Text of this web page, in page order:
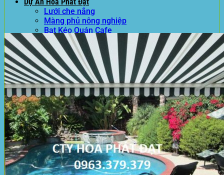
Lưới che nắng
Màng phủ nông nghiệp
Bạt Kéo Quán Cafe
Bạt Kéo Sân Trường
Thi Công Mái Xếp Hà Nội
Thi Công Mái Xếp TPHCM
Thi Công Mái Xếp Bình Dương
Thi Công Mái Xếp Biên Hòa
Tin tức
Hoạt động
May bạt mái che
Thi công bạt lót lồ
Thay bạt áo dù
Thay bạt mái che
Thi công mái tôn
Tuyển Dụng Hòa Phát Đạt
Liên hệ Hòa Phát Đạt